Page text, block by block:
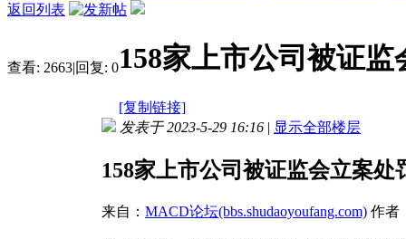
返回列表
查看: 2663|回复: 0158家上市公司被证
[复制链接]
发表于 2023-5-29 16:16 | 显示全部楼层
158家上市公司被证监会立案处
来自： MACD论坛(bbs.shudaoyoufang.com) 作者